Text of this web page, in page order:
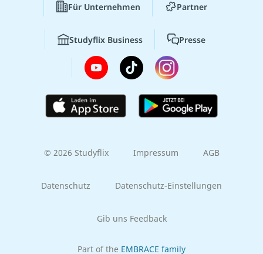
Für Unternehmen Partner
Studyflix Business Presse
© 2026 Studyflix Impressum AGB
Datenschutz Datenschutz-Einstellungen
Gib uns Feedback
Part of the EMBRACE family